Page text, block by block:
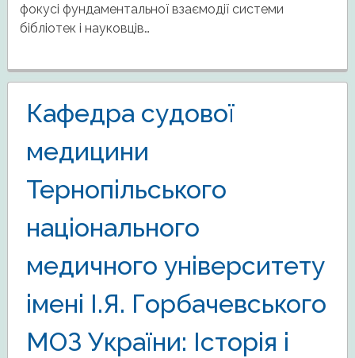
фокусі фундаментальної взаємодії системи
бібліотек і науковців…
Кафедра судової
медицини
Тернопільського
національного
медичного університету
імені І.Я. Горбачевського
МОЗ України: Історія і